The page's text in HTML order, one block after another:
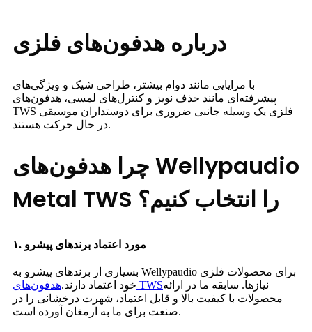
درباره هدفون‌های فلزی
با مزایایی مانند دوام بیشتر، طراحی شیک و ویژگی‌های
پیشرفته‌ای مانند حذف نویز و کنترل‌های لمسی، هدفون‌های
TWS فلزی یک وسیله جانبی ضروری برای دوستداران موسیقی
در حال حرکت هستند.
چرا هدفون‌های Wellypaudio
Metal TWS را انتخاب کنیم؟
۱. مورد اعتماد برندهای پیشرو
بسیاری از برندهای پیشرو به Wellypaudio برای محصولات فلزی
خود اعتماد دارند. هدفون‌های TWSنیازها. سابقه ما در ارائه
محصولات با کیفیت بالا و قابل اعتماد، شهرت درخشانی را در
صنعت برای ما به ارمغان آورده است.